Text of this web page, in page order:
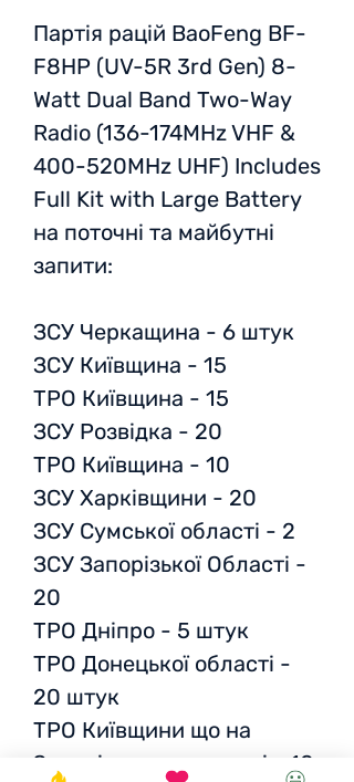
Партія рацій BaoFeng BF-
F8HP (UV-5R 3rd Gen) 8-
Watt Dual Band Two-Way
Radio (136-174MHz VHF &
400-520MHz UHF) Includes
Full Kit with Large Battery
на поточні та майбутні
запити:
ЗСУ Черкащина - 6 штук
ЗСУ Київщина - 15
ТРО Київщина - 15
ЗСУ Розвідка - 20
ТРО Київщина - 10
ЗСУ Харківщини - 20
ЗСУ Сумської області - 2
ЗСУ Запорізької Області -
20
ТРО Дніпро - 5 штук
ТРО Донецької області -
20 штук
ТРО Київщини що на
Запорізькому напрямі - 10